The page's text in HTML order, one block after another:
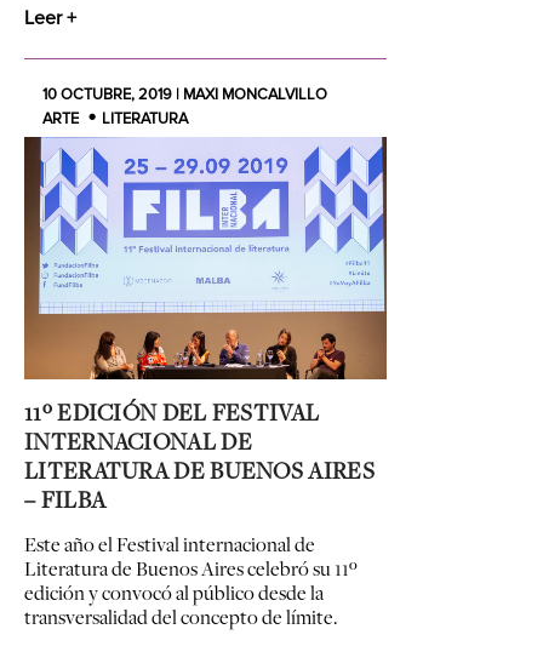
Leer +
10 OCTUBRE, 2019 | MAXI MONCALVILLO
ARTE
LITERATURA
11º EDICIÓN DEL FESTIVAL
INTERNACIONAL DE
LITERATURA DE BUENOS AIRES
– FILBA
Este año el Festival internacional de
Literatura de Buenos Aires celebró su 11º
edición y convocó al público desde la
transversalidad del concepto de límite.